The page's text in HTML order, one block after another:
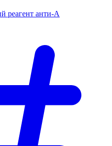
реагент анти-А